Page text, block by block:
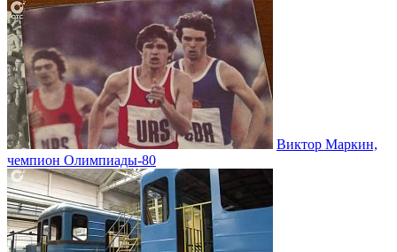
Виктор Маркин,
чемпион Олимпиады-80